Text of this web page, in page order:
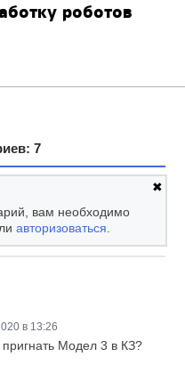
роботов
7
✖
вам необходимо
авторизоваться.
в 13:26
пригнать Модел 3 в КЗ?